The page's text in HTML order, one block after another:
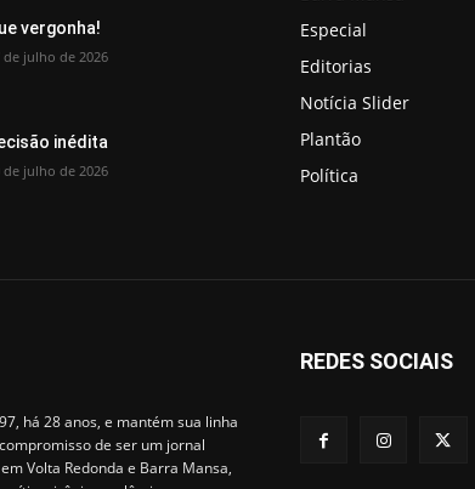
vergonha!
de julho de 2026
inédita
de julho de 2026
Especial
Editorias
Notícia Slider
Plantão
Política
há 28 anos, e mantém sua linha
de ser um jornal
Volta Redonda e Barra Mansa,
REDES SOCIAIS